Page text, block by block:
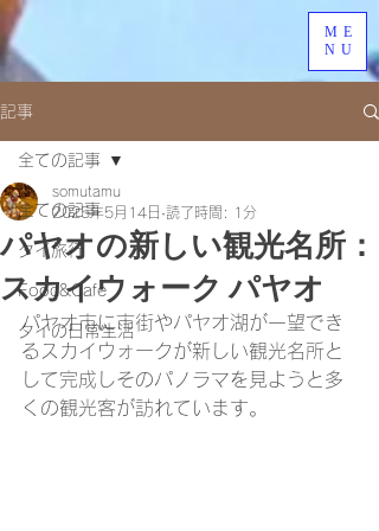
ME
NU
記事
全ての記事
タイ旅行
Food&Cafe
タイの日常生活
全ての記事
パヤオの新しい観光名所：
スカイウォーク パヤオ
somutamu
2025年5月14日 読了時間: 1分
パヤオ市に市街やパヤオ湖が一望でき
るスカイウォークが新しい観光名所と
して完成しそのパノラマを見ようと多
くの観光客が訪れています。